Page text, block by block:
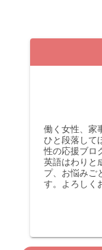
働く女性、家
ひと段落して
性の応援ブロ
英語はわりと
プ、お悩みご
す。よろしく